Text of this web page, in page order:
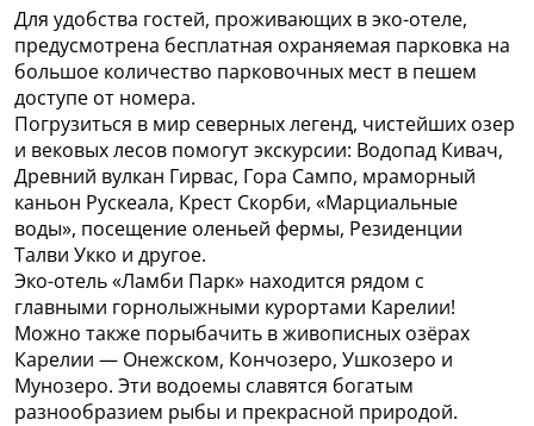
Для удобства гостей, проживающих в эко-отеле,
предусмотрена бесплатная охраняемая парковка на
большое количество парковочных мест в пешем
доступе от номера.
Погрузиться в мир северных легенд, чистейших озер
и вековых лесов помогут экскурсии: Водопад Кивач,
Древний вулкан Гирвас, Гора Сампо, мраморный
каньон Рускеала, Крест Скорби, «Марциальные
воды», посещение оленьей фермы, Резиденции
Талви Укко и другое.
Эко-отель «Ламби Парк» находится рядом с
главными горнолыжными курортами Карелии!
Можно также порыбачить в живописных озёрах
Карелии — Онежском, Кончозеро, Ушкозеро и
Мунозеро. Эти водоемы славятся богатым
разнообразием рыбы и прекрасной природой.